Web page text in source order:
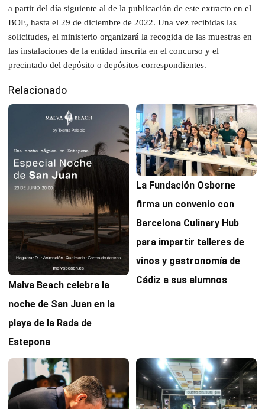
a partir del día siguiente al de la publicación de este extracto en el
BOE, hasta el 29 de diciembre de 2022. Una vez recibidas las
solicitudes, el ministerio organizará la recogida de las muestras en
las instalaciones de la entidad inscrita en el concurso y el
precintado del depósito o depósitos correspondientes.
Relacionado
Malva Beach celebra la
noche de San Juan en la
playa de la Rada de
Estepona
La Fundación Osborne
firma un convenio con
Barcelona Culinary Hub
para impartir talleres de
vinos y gastronomía de
Cádiz a sus alumnos